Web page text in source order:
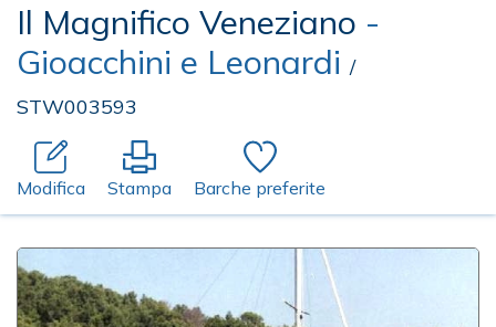
Il Magnifico Veneziano -
Gioacchini e Leonardi /
STW003593
Modifica Stampa Barche preferite